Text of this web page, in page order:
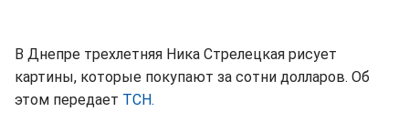
В Днепре трехлетняя Ника Стрелецкая рисует
картины, которые покупают за сотни долларов. Об
этом передает ТСН.